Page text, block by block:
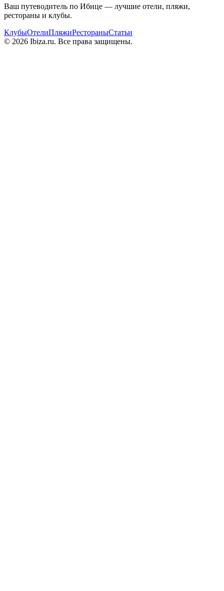
Ваш путеводитель по Ибице — лучшие отели, пляжи,
рестораны и клубы.
КлубыОтелиПляжиРестораныСтатьи
© 2026 Ibiza.ru. Все права защищены.